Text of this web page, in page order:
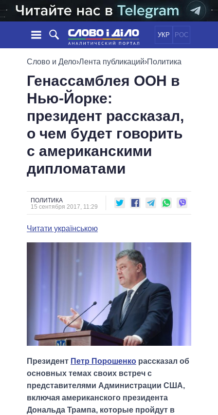
УКР РОС
НОВОСТИ
ЛЕНТА
СОБЫТИЯ
СТАТЬИ
МНЕНИЯ
ОБЗОРЫ
ДАЙДЖЕСТЫ
ПОЛИТИКА
ОБЩЕСТВО
ОБЕЩАНИЯ
ПОЛИТИКИ
ВСЕ ПОЛИТИКИ
ПРЕЗИДЕНТ И ОФИС
ВЕРХОВНАЯ РАДА
КАБИНЕТ МИНИСТРОВ
МЭРЫ
ВСЕ ПЕРСОНЫ
ИНФОГРАФИКА
ВИДЕО
ПОДДЕРЖАТЬ
СРАВНЕНИЕ ПОЛИТИКОВ
Слово и Дело›Лента публикаций›Политика
Генассамблея ООН в
Нью-Йорке:
президент рассказал,
о чем будет говорить
с американскими
дипломатами
ПОЛИТИКА
15 сентября 2017, 11:29
Читати українською
Президент Петр Порошенко рассказал об
основных темах своих встреч с
представителями Администрации США,
включая американского президента
Дональда Трампа, которые пройдут в